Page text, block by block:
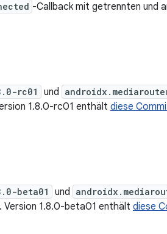
-Callback mit getrennten und
rc01 und
1.8.0-rc01 enthält diese
beta01 und
1.8.0-beta01 enthält diese